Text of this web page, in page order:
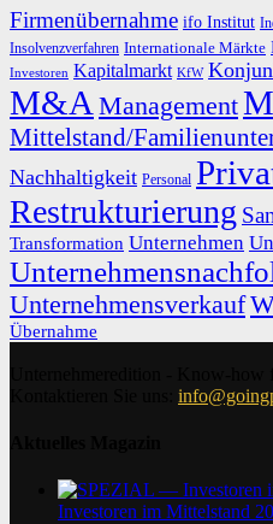
Firmenübernahme ifo Institut
Insolvenzverfahren Internationale Märkte
Investoren Kapitalmarkt KfW
M&A Management
Mittelstand/
Nachhaltigkeit Personal
Restrukturierung
Transformation Unternehmen
Unternehmensverkauf
Übernahme
Investoren im Mittelstand